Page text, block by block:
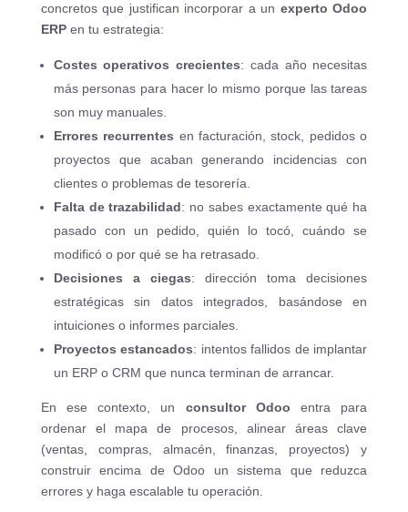
concretos que justifican incorporar a un experto Odoo
ERPen tu estrategia:
Costes operativos crecientes: cada año necesitas
más personas para hacer lo mismo porque las tareas
son muy manuales.
Errores recurrentes en facturación, stock, pedidos o
proyectos que acaban generando incidencias con
clientes o problemas de tesorería.
Falta de trazabilidad: no sabes exactamente qué ha
pasado con un pedido, quién lo tocó, cuándo se
modificó o por qué se ha retrasado.
Decisiones a ciegas: dirección toma decisiones
estratégicas sin datos integrados, basándose en
intuiciones o informes parciales.
Proyectos estancados: intentos fallidos de implantar
un ERP o CRM que nunca terminan de arrancar.
En ese contexto, un consultor Odoo entra para
ordenar el mapa de procesos, alinear áreas clave
(ventas, compras, almacén, finanzas, proyectos) y
construir encima de Odoo un sistema que reduzca
errores y haga escalable tu operación.